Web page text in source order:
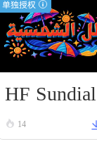
单独授权
HF Sundial
Shadow
14